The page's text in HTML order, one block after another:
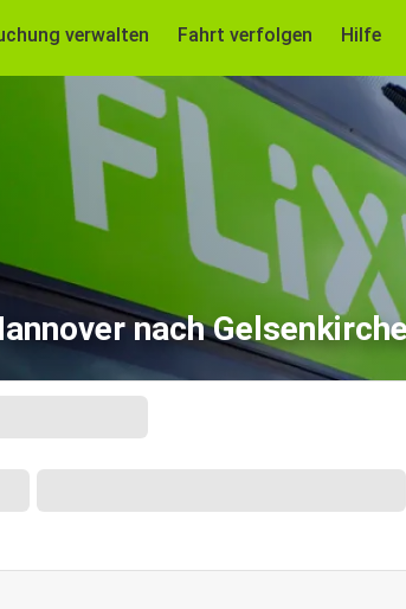
verwalten Fahrt verfolgen Hilfe
nach